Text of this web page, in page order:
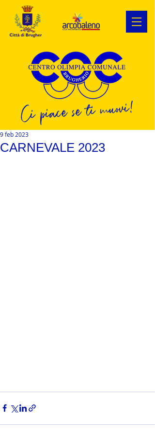
Ci piace se ti muovi!
CARNEVALE 2023
9 feb 2023